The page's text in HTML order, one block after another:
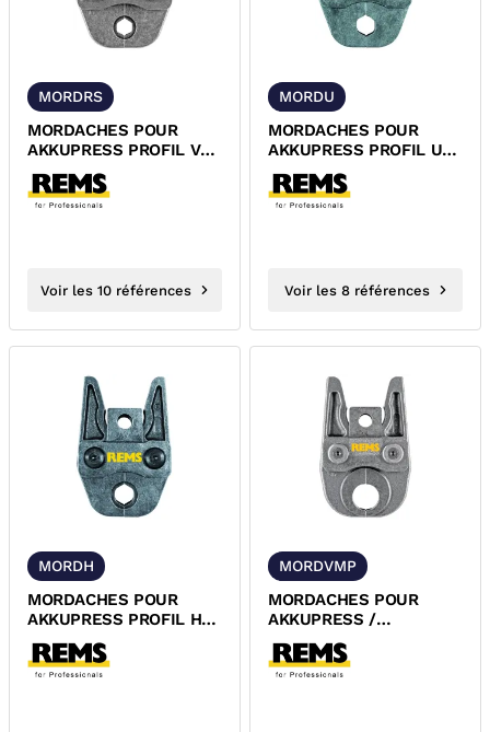
MORDRS
MORDACHES POUR
AKKUPRESS PROFIL V
REMS
Voir les 10 références
MORDU
MORDACHES POUR
AKKUPRESS PROFIL U
REMS
Voir les 8 références
MORDH
MORDACHES POUR
AKKUPRESS PROFIL H
REMS
MORDVMP
MORDACHES POUR
AKKUPRESS /
POWERPRESS PROFIL
VMP REMS